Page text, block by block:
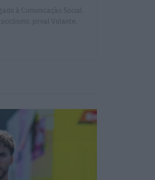
à Comunicação Social,
jornal Volante,